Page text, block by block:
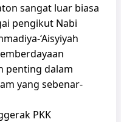
sangat luar biasa
pengikut Nabi
‘Aisyiyah
penting dalam
yang sebenar-
PKK